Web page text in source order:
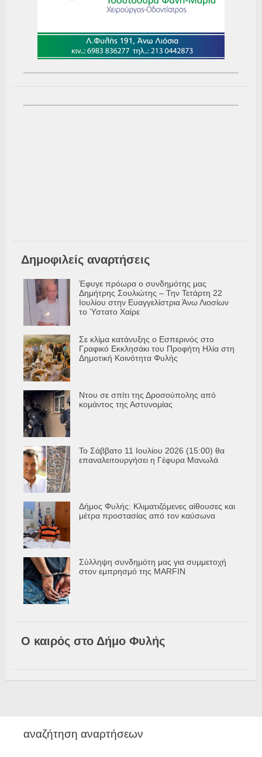
Δημοφιλείς αναρτήσεις
Έφυγε πρόωρα ο συνδημότης μας
Δημήτρης Σουλιώτης – Την Τετάρτη 22
Ιουλίου στην Ευαγγελίστρια Άνω Λιοσίων
το Ύστατο Χαίρε
Σε κλίμα κατάνυξης ο Εσπερινός στο
Γραφικό Εκκλησάκι του Προφήτη Ηλία στη
Δημοτική Κοινότητα Φυλής
Ντου σε σπίτι της Δροσούπολης από
κομάντος της Αστυνομίας
Το Σάββατο 11 Ιουλίου 2026 (15:00) θα
επαναλειτουργήσει η Γέφυρα Μανωλά
Δήμος Φυλής: Κλιματιζόμενες αίθουσες και
μέτρα προστασίας από τον καύσωνα
Σύλληψη συνδημότη μας για συμμετοχή
στον εμπρησμό της MARFIN
Ο καιρός στο Δήμο Φυλής
αναζήτηση αναρτήσεων